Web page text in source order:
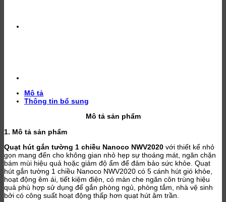
Mô tả
Thông tin bổ sung
Mô tả sản phẩm
1. Mô tả sản phẩm
Quạt hút gắn tường 1 chiều Nanoco NWV2020 với thiết kế nhỏ
gọn mang đến cho không gian nhỏ hẹp sự thoáng mát, ngăn chặn
bám mùi hiệu quả hoặc giảm độ ẩm để đảm bảo sức khỏe. Quạt
hút gắn tường 1 chiều Nanoco NWV2020 có 5 cánh hút gió khỏe,
hoạt động êm ái, tiết kiệm điện, có màn che ngăn côn trùng hiệu
quả phù hợp sử dụng để gắn phòng ngủ, phòng tắm, nhà vệ sinh
bởi có công suất hoạt động thấp hơn quạt hút âm trần.